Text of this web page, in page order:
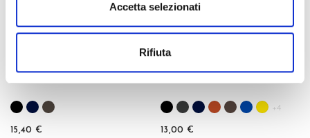
Accetta selezionati
Rifiuta
TENIK GAMBALETTO
15,40 €
GREEN 40 GAMBALETTO
+4
13,00 €